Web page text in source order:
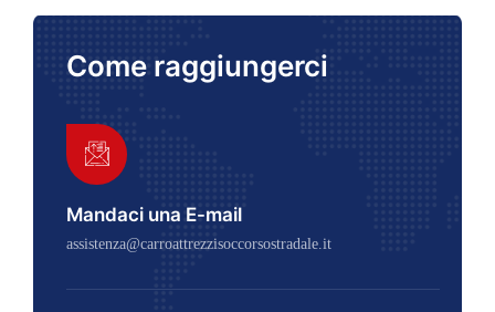
Come raggiungerci
Mandaci una E-mail
assistenza@carroattrezzisoccorsostradale.it